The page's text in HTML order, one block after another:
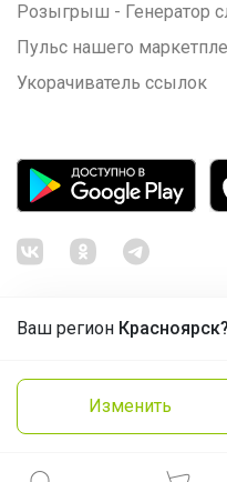
Ваш регион Красноярск?
Изменить
Розыгрыш - Генератор
Пульс нашего
Укорачиватель ссылок
Политика
Продолжая использовать